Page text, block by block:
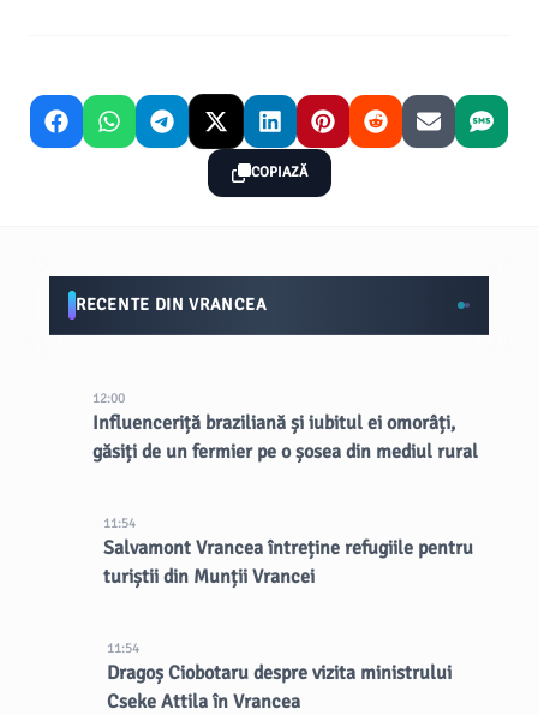
COPIAZĂ
RECENTE DIN VRANCEA
12:00
Influenceriță braziliană și iubitul ei omorâți,
găsiți de un fermier pe o șosea din mediul rural
11:54
Salvamont Vrancea întreține refugiile pentru
turiștii din Munții Vrancei
11:54
Dragoș Ciobotaru despre vizita ministrului
Cseke Attila în Vrancea